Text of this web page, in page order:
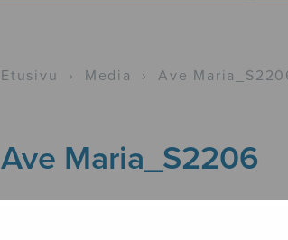
Etusivu › Media › Ave
Ave Maria_S2206